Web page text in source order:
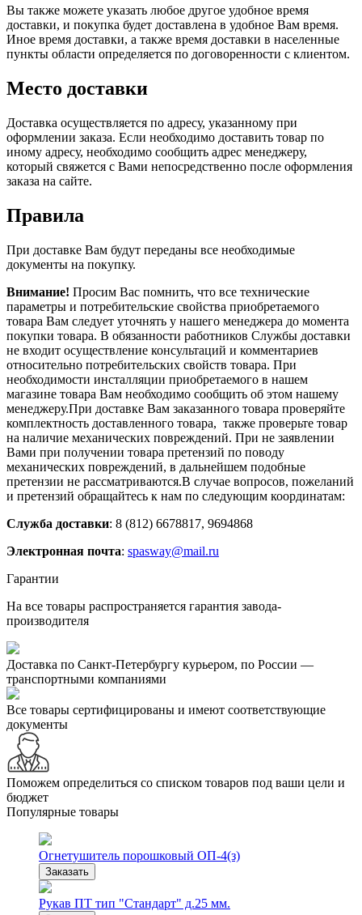
Вы также можете указать любое другое удобное время
доставки, и покупка будет доставлена в удобное Вам время.
Иное время доставки, а также время доставки в населенные
пункты области определяется по договоренности с клиентом.
Место доставки
Доставка осуществляется по адресу, указанному при
оформлении заказа. Если необходимо доставить товар по
иному адресу, необходимо сообщить адрес менеджеру,
который свяжется с Вами непосредственно после оформления
заказа на сайте.
Правила
При доставке Вам будут переданы все необходимые
документы на покупку.
Внимание! Просим Вас помнить, что все технические
параметры и потребительские свойства приобретаемого
товара Вам следует уточнять у нашего менеджера до момента
покупки товара. В обязанности работников Службы доставки
не входит осуществление консультаций и комментариев
относительно потребительских свойств товара. При
необходимости инсталляции приобретаемого в нашем
магазине товара Вам необходимо сообщить об этом нашему
менеджеру.При доставке Вам заказанного товара проверяйте
комплектность доставленного товара, также проверьте товар
на наличие механических повреждений. При не заявлении
Вами при получении товара претензий по поводу
механических повреждений, в дальнейшем подобные
претензии не рассматриваются.В случае вопросов, пожеланий
и претензий обращайтесь к нам по следующим координатам:
Служба доставки: 8 (812) 6678817, 9694868
Электронная почта: spasway@mail.ru
Гарантии
На все товары распространяется гарантия завода-
производителя
Доставка по Санкт-Петербургу курьером, по России —
транспортными компаниями
Все товары сертифицированы и имеют соответствующие
документы
Поможем определиться со списком товаров под ваши цели и
бюджет
Популярные товары
Огнетушитель порошковый ОП-4(з)
Заказать
Рукав ПТ тип "Стандарт" д.25 мм.